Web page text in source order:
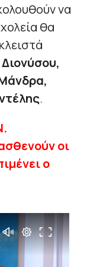
να
θα
.
οι
ο